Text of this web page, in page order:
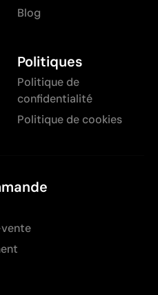
Blog
Politiques
Politique de
confidentialité
Politique de cookies